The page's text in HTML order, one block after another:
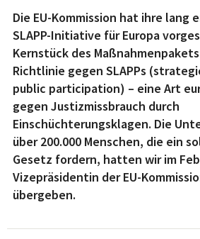
Die EU-Kommission hat ihre lang
SLAPP-Initiative für Europa
Kernstück des
Richtlinie gegen SLAPPs
public participation) – eine Art
gegen Justizmissbrauch durch
Einschüchterungsklagen. Die
über 200.000 Menschen, die ein
Gesetz fordern, hatten wir im
Vizepräsidentin der EU-
übergeben.